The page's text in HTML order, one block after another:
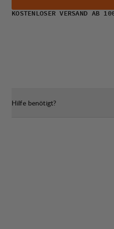
KOSTENLOSER VERSAND AB
Hilfe benötigt?